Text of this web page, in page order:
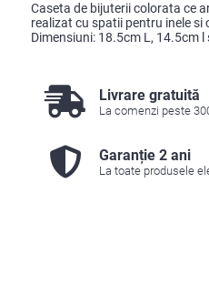
Caseta de bijuterii colorata ce
realizat cu spatii pentru inele si
Dimensiuni: 18.5cm L, 14.5cm l
Livrare gratuită
La comenzi peste
Garanție 2 ani
La toate produsele